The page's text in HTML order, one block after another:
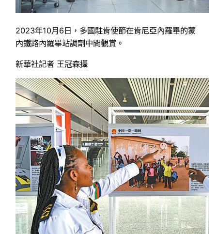
2023年10月6日，多國駐肯使節在肯尼亞內羅畢的蒙
內鐵路內羅畢站調劑中間觀賞。
新華社記者 王冠森攝